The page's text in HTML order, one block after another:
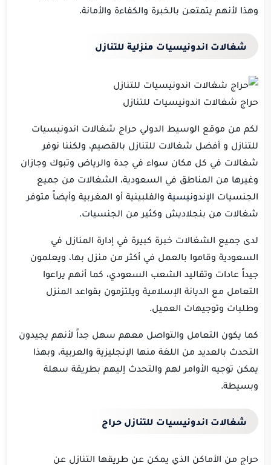
وهذا لأنهم يتمتعن بالخبرة والكفاءة والأمانة.
شغالات اندونيسيات منزلية للتنازل
حراج شغالات اندونيسيات للتنازل
لكم من موقع الوسيط الدولي حراج شغالات اندونيسيات
للتنازل و أفضل شغالات للتنازل بالقصيم، ولكننا نوفر
شغالات في كل مكان سواء في جدة والرياض وتبوك وجازان
وغيرها من المناطق في السعودية، الشغالات من جميع
الجنسيات الإندونيسية والفلبينية أو المغربية وأيضاً متوفر
شغالات من بنجلاديش وكثير من الجنسيات.
لدى جميع الشغالات خبرة كبيرة في إدارة المنازل في
السعودية وقاموا بالعمل في أكثر من منزل بها، ويعلمون
جيداً عادات وتقاليد الشعب السعودي، كما أنهم يراعوا
التعامل مع الديانة الإسلامية ويلتزمون بقواعد المنزل
وطلبات وتوجيهات العميل.
كما يكون التعامل والتواصل معهم سهل جداً لأنهم يجيدون
التحدث بالعديد من اللغة منها الإنجليزية والعربية، وبهذا
يمكن توجيه الأوامر لهم والتحدث إليهم بطريقة سهلة
وبسيطة.
شغالات اندونيسيات للتنازل حراج
حراج من الأماكن الذي يمكن عن طريقها التنازل عن